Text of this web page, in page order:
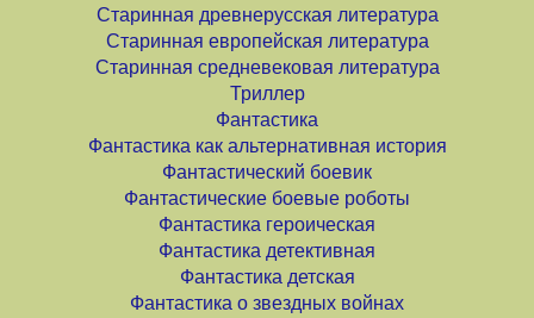
Старинная древнерусская литература
Старинная европейская литература
Старинная средневековая литература
Триллер
Фантастика
Фантастика как альтернативная история
Фантастический боевик
Фантастические боевые роботы
Фантастика героическая
Фантастика детективная
Фантастика детская
Фантастика о звездных войнах